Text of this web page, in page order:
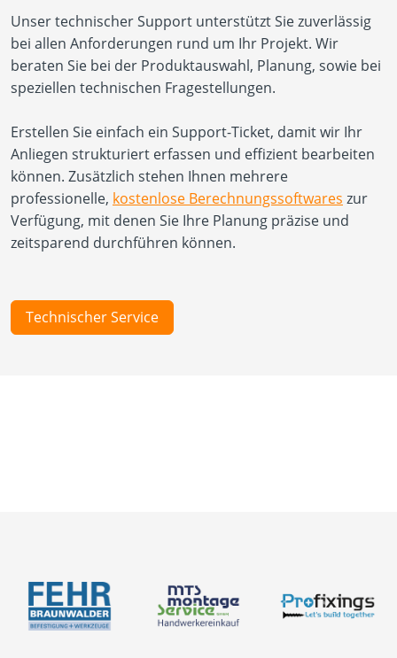
Unser technischer Support unterstützt Sie zuverlässig
bei allen Anforderungen rund um Ihr Projekt. Wir
beraten Sie bei der Produktauswahl, Planung, sowie bei
speziellen technischen Fragestellungen.
Erstellen Sie einfach ein Support-Ticket, damit wir Ihr
Anliegen strukturiert erfassen und effizient bearbeiten
können. Zusätzlich stehen Ihnen mehrere
professionelle, kostenlose Berechnungssoftwares zur
Verfügung, mit denen Sie Ihre Planung präzise und
zeitsparend durchführen können.
Technischer Service